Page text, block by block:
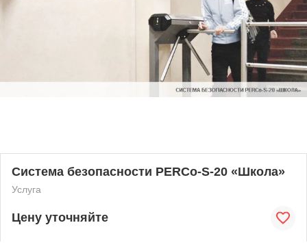
Система безопасности PERCo-S-20 «Школа»
Услуга
Цену уточняйте